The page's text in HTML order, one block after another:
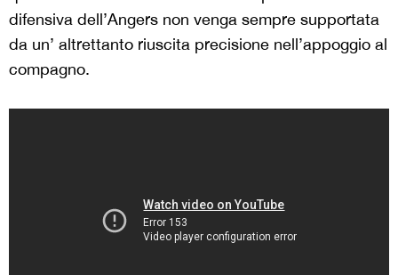
difensiva dell’Angers non venga sempre supportata
da un’ altrettanto riuscita precisione nell’appoggio al
compagno.